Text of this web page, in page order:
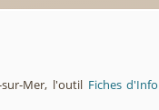
Mer, l'outil Fiches